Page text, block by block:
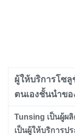
ผู้ให้บริการโซ
ตนเองชั้นนำขอ
Tunsing เป็นผู้ผ
เป็นผู้ให้บริการป